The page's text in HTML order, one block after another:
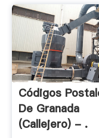
Códigos
De Granada
(callejero) - .